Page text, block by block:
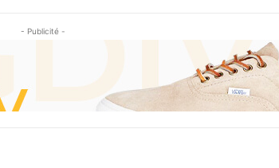
- Publicité -